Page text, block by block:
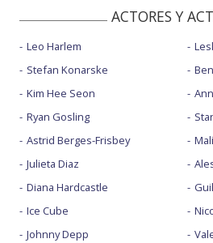
ACTORES Y
Leo Harlem
Stefan Konarske
Kim Hee Seon
Ryan Gosling
Astrid Berges-Frisbey
Julieta Diaz
Diana Hardcastle
Ice Cube
Johnny Depp